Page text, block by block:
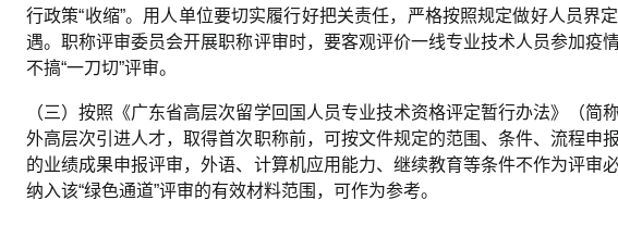
行政策“收缩”。用人单位要切实履行好把关责任，严格按照规定做好人员界
遇。职称评审委员会开展职称评审时，要客观评价一线专业技术人员参加疫
不搞“一刀切”评审。
（三）按照《广东省高层次留学回国人员专业技术资格评定暂行办法》（简
外高层次引进人才，取得首次职称前，可按文件规定的范围、条件、流程申
的业绩成果申报评审，外语、计算机应用能力、继续教育等条件不作为评审
纳入该“绿色通道”评审的有效材料范围，可作为参考。